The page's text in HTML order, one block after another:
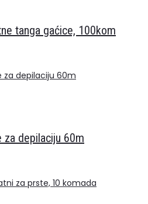
tanga gaćice, 100kom
za depilaciju 60m